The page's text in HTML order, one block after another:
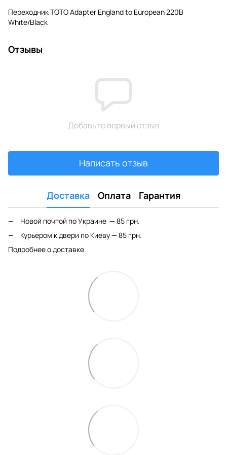
Переходник TOTO Adapter England to European 220В
White/Black
Отзывы
Добавьте первый отзыв
Написать отзыв
Доставка Оплата Гарантия
Новой почтой по Украине — 85 грн.
Курьером к двери по Киеву — 85 грн.
Подробнее о доставке